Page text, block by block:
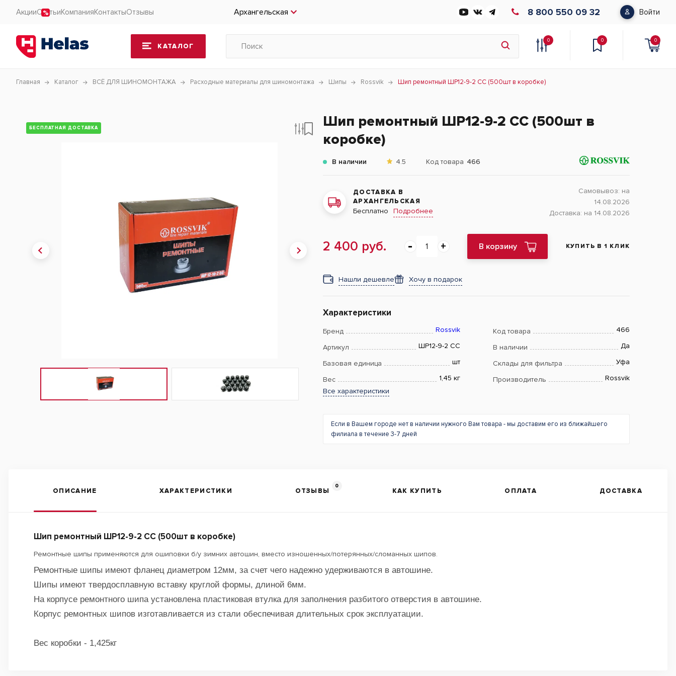
АкцииСтатьиКомпанияКонтактыОтзывы Архангельская 8 800 550 09 32 Войти
КАТАЛОГ
0 0 0
Главная Каталог ВСЁ ДЛЯ ШИНОМОНТАЖА Расходные материалы для шиномонтажа Шипы Rossvik Шип ремонтный ШP12-9-2 СС (500шт в коробке)
БЕСПЛАТНАЯ ДОСТАВКА
Шип ремонтный ШP12-9-2 СС (500шт в
коробке)
В наличии 4.5 Код товара 466
ДОСТАВКА В
АРХАНГЕЛЬСКАЯ
Бесплатно Подробнее
Самовывоз: на
14.08.2026
Доставка: на 14.08.2026
2 400 руб. В корзину КУПИТЬ В 1 КЛИК
Нашли дешевле Хочу в подарок
Характеристики
Бренд Rossvik Код товара 466
Артикул ШP12-9-2 СС В наличии Да
Базовая единица шт Склады для фильтра Уфа
Вес 1,45 кг Производитель
Rossvik
Все характеристики
Если в Вашем городе нет в наличии нужного Вам товара - мы доставим его из ближайшего
филиала в течение 3-7 дней
ОПИСАНИЕ ХАРАКТЕРИСТИКИ ОТЗЫВЫ
0
КАК КУПИТЬ ОПЛАТА ДОСТАВКА
Шип ремонтный ШP12-9-2 СС (500шт в коробке)
Ремонтные шипы применяются для ошиповки б/у зимних автошин, вместо изношенных/потерянных/сломанных шипов.
Ремонтные шипы имеют фланец диаметром 12мм, за счет чего надежно удерживаются в автошине.
Шипы имеют твердосплавную вставку круглой формы, длиной 6мм.
На корпусе ремонтного шипа установлена пластиковая втулка для заполнения разбитого отверстия в автошине.
Корпус ремонтных шипов изготавливается из стали обеспечивая длительных срок эксплуатации.
Вес коробки - 1,425кг